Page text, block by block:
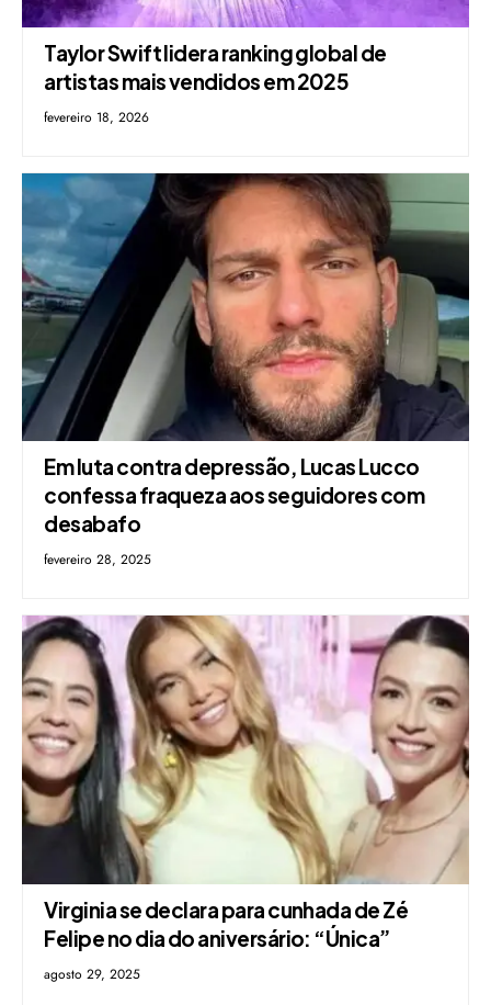
Taylor Swift lidera ranking global de
artistas mais vendidos em 2025
fevereiro 18, 2026
Em luta contra depressão, Lucas Lucco
confessa fraqueza aos seguidores com
desabafo
fevereiro 28, 2025
Virginia se declara para cunhada de Zé
Felipe no dia do aniversário: “Única”
agosto 29, 2025